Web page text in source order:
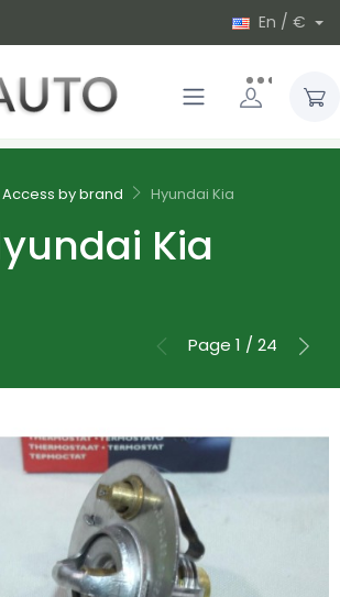
En / €
Access by brand Hyundai Kia
Kia
Page 1 / 24